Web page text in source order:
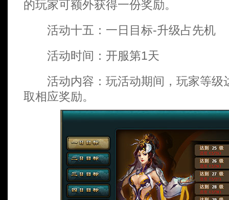
的玩家可额外获得一份奖励。
活动十五：一日目标-升级占先机
活动时间：开服第1天
活动内容：玩活动期间，玩家等级
取相应奖励。